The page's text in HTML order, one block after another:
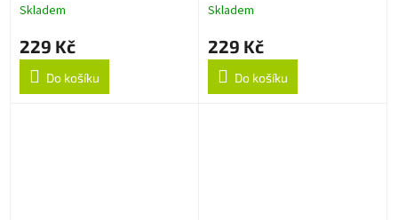
Skladem
229 Kč
Do košíku
Skladem
229 Kč
Do košíku